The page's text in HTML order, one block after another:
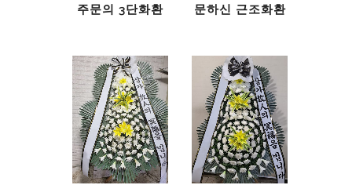
주문의 3단화환
문하신 근조화환